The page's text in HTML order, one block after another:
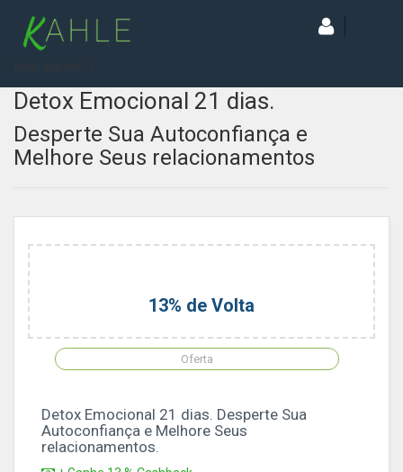
Detox Emocional 21 dias.
Desperte Sua Autoconfiança e
Melhore Seus relacionamentos
13% de Volta
Oferta
Detox Emocional 21 dias. Desperte Sua
Autoconfiança e Melhore Seus
relacionamentos.